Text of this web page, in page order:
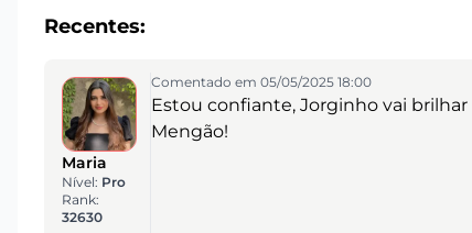
Recentes:
Maria
Nível: Pro
Rank:
32630
Comentado em 05/05/2025 18:00
Estou confiante, Jorginho vai
Mengão!